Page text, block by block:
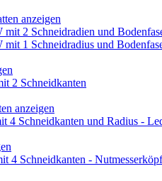
anzeigen
mit 2 Schneidradien und
mit 1 Schneidradius und
2 Schneidkanten
anzeigen
4 Schneidkanten und Radius -
4 Schneidkanten -